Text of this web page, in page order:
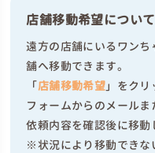
店舗移動希望について
遠方の店舗にいるワン
舗へ移動できます。
「店舗移動希望」をクリ
フォームからのメール
依頼内容を確認後に移動
※状況により移動できな